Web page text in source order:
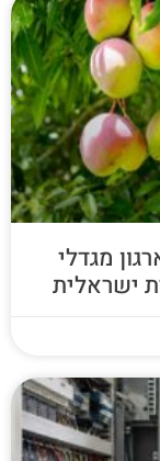
מגדלי
ישראלית